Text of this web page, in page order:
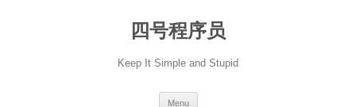
四号程序员
Keep It Simple and Stupid
Menu